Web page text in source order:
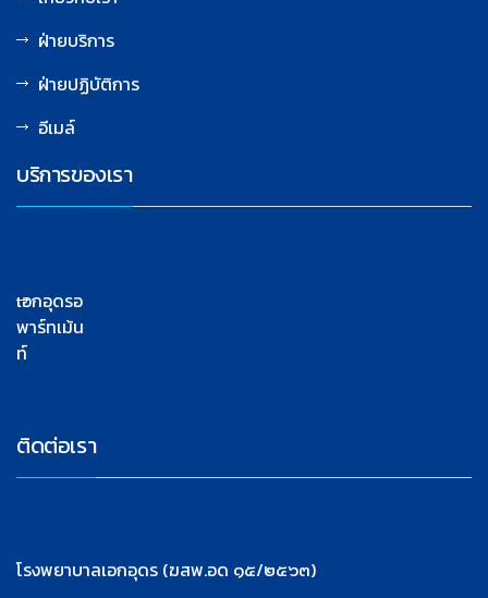
ฝ่ายบริการ
ฝ่ายปฏิบัติการ
อีเมล์
บริการของเรา
เอกอุดรอ
พาร์ทเม้น
ท์
ติดต่อเรา
โรงพยาบาลเอกอุดร (ฆสพ.อด ๑๕/๒๕๖๓)